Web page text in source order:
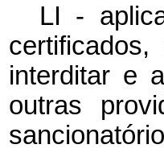
LI -
interditar e
outras